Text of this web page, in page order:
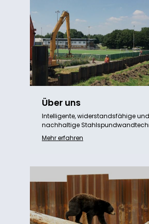
Über uns
Intelligente, widerstandsfähige und
nachhaltige
Mehr erfahren